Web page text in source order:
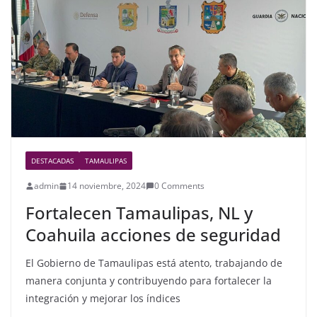
k
DESTACADAS TAMAULIPAS
admin 14 noviembre, 2024 0 Comments
Fortalecen Tamaulipas, NL y
Coahuila acciones de seguridad
El Gobierno de Tamaulipas está atento, trabajando de
manera conjunta y contribuyendo para fortalecer la
integración y mejorar los índices